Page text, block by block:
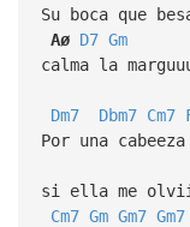
Su boca que
Aø D7 Gm
calma la
Dm7 Dbm7 Cm7
Por una
si ella me
Cm7 Gm Gm7 Gm7